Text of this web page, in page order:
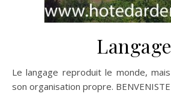
Langage
Le langage reproduit le monde, mais en le soumettant à
son organisation propre. BENVENISTE